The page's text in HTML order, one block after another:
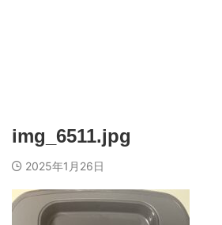
img_6511.jpg
2025年1月26日